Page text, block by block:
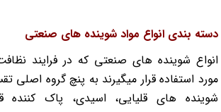
دسته بندی انواع مواد شوینده های صنعتی
انواع شوینده های صنعتی که در فرایند
مورد استفاده قرار میگیرند به پنچ گروه اصلی
شوینده های قلیایی، اسیدی، پاک